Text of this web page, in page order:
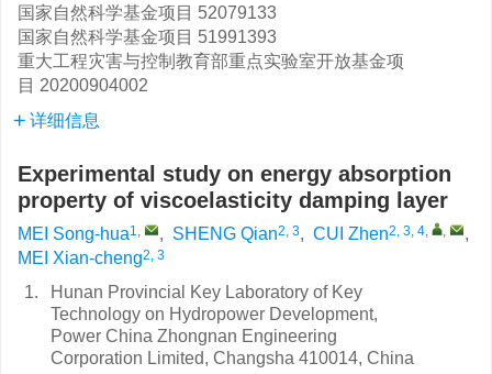
国家自然科学基金项目 52079133
国家自然科学基金项目 51991393
重大工程灾害与控制教育部重点实验室开放基金项
目 20200904002
详细信息
Experimental study on energy absorption
property of viscoelasticity damping layer
MEI Song-hua1, , SHENG Qian2, 3, CUI Zhen2, 3, 4, ,
,
MEI Xian-cheng2, 3
1.
Hunan Provincial Key Laboratory of Key
Technology on Hydropower Development,
Power China Zhongnan Engineering
Corporation Limited, Changsha 410014, China